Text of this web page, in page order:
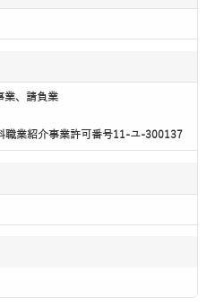
業、請負業
業紹介事業許可番号11-ユ-300137